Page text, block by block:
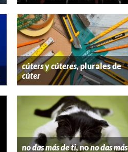
cútersycúteres, plurales de
cúter
no das más de ti, nono das más